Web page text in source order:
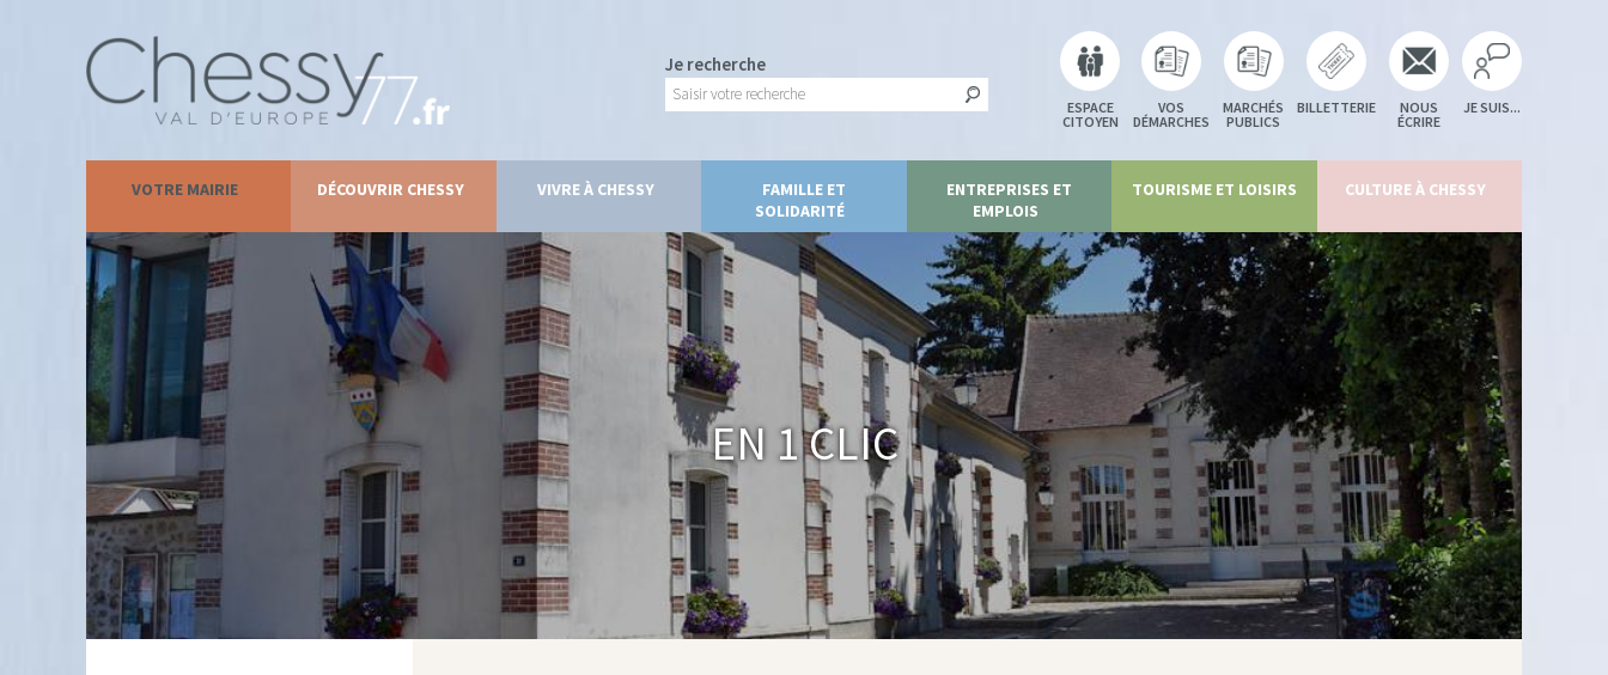
Je recherche
ESPACE
CITOYEN
VOS
DÉMARCHES
MARCHÉS
PUBLICS
BILLETTERIE
NOUS
ÉCRIRE
JE SUIS...
VOTRE MAIRIE DÉCOUVRIR CHESSY VIVRE À CHESSY
FAMILLE ET
SOLIDARITÉ
ENTREPRISES ET
EMPLOIS
TOURISME ET LOISIRS CULTURE À CHESSY
En 1 clic